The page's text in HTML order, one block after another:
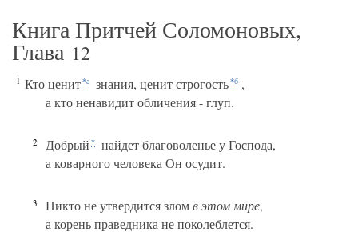
Книга Притчей Соломоновых,
Глава 12
1 Кто ценит*а знания, ценит строгость*б ,
а кто ненавидит обличения - глуп.
2 Добрый *
найдет благоволенье у Господа,
а коварного человека Он осудит.
3 Никто не утвердится зломв этом мире,
а корень праведника не поколеблется.